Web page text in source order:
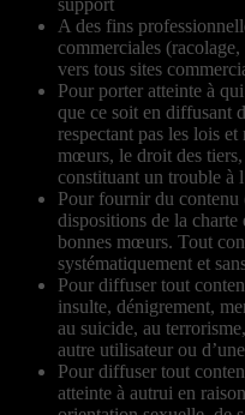
support
A des fins
commerciales
vers tous sites
Pour porter atteinte à
que ce soit en diffusant
respectant pas les lois
mœurs, le droit des
constituant un trouble à
Pour fournir du contenu
dispositions de la
bonnes mœurs. Tout
systématiquement et
Pour diffuser tout
insulte, dénigrement,
au suicide, au
autre utilisateur ou
Pour diffuser tout
atteinte à autrui en